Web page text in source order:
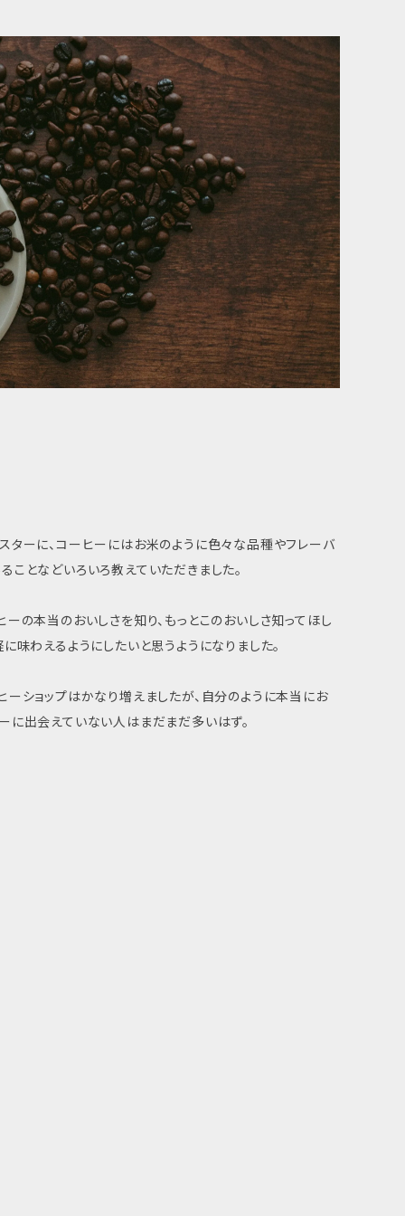
ターに、コーヒーにはお米のように色々な品種やフレーバ
ことなどいろいろ教えていただきました。
ーの本当のおいしさを知り、もっとこのおいしさ知ってほし
に味わえるようにしたいと思うようになりました。
ーショップはかなり増えましたが、自分のように本当にお
に出会えていない人はまだまだ多いはず。